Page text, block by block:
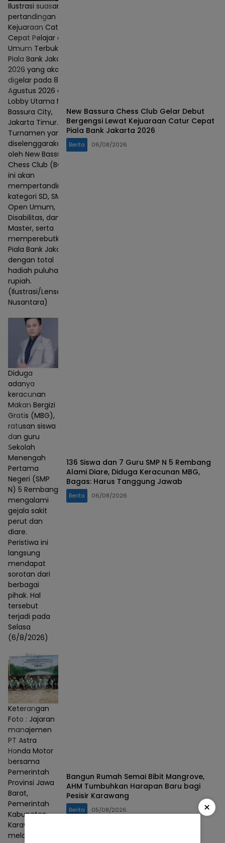
Ilustrasi suasana
pertandingan
Kejuaraan Catur
Cepat Pelajar dan
Umum Terbuka
Piala Bank Jakarta
2026 yang akan
digelar pada 8–9
Agustus 2026 di
Lobby Utama Mall
Bassura City,
Jakarta Timur.
Turnamen yang
diselenggarakan
oleh New Bassura
Chess Club (BCC)
ini akan
mempertandingkan
kategori SD, SMP,
Open Umum,
Disabilitas, dan
Master, serta
memperebutkan
Piala Bank Jakarta
dengan total
hadiah puluhan juta
rupiah.
(Ilustrasi/Lensa
Nusantara)
New Bassura Chess Club Gelar Debut
Bergengsi Lewat Kejuaraan Catur Cepat
Piala Bank Jakarta 2026
Berita 06/08/2026
Diduga
adanya
keracunan
Makan Bergizi
Gratis (MBG),
ratusan siswa
dan guru
Sekolah
Menengah
Pertama
Negeri (SMP
N) 5 Rembang
mengalami
gejala sakit
perut dan
diare.
Peristiwa ini
langsung
mendapat
sorotan dari
berbagai
pihak. Hal
tersebut
terjadi pada
Selasa
(6/8/2026)
136 Siswa dan 7 Guru SMP N 5 Rembang
Alami Diare, Diduga Keracunan MBG,
Bagas: Harus Tanggung Jawab
Berita 06/08/2026
Keterangan
Foto : Jajaran
manajemen
PT Astra
Honda Motor
bersama
Pemerintah
Provinsi Jawa
Barat,
Pemerintah
Kabupaten
Karawang
melakukan
Bangun Rumah Semai Bibit Mangrove,
AHM Tumbuhkan Harapan Baru bagi
Pesisir Karawang
Berita 05/08/2026 ×